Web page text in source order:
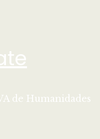
de Humanidades